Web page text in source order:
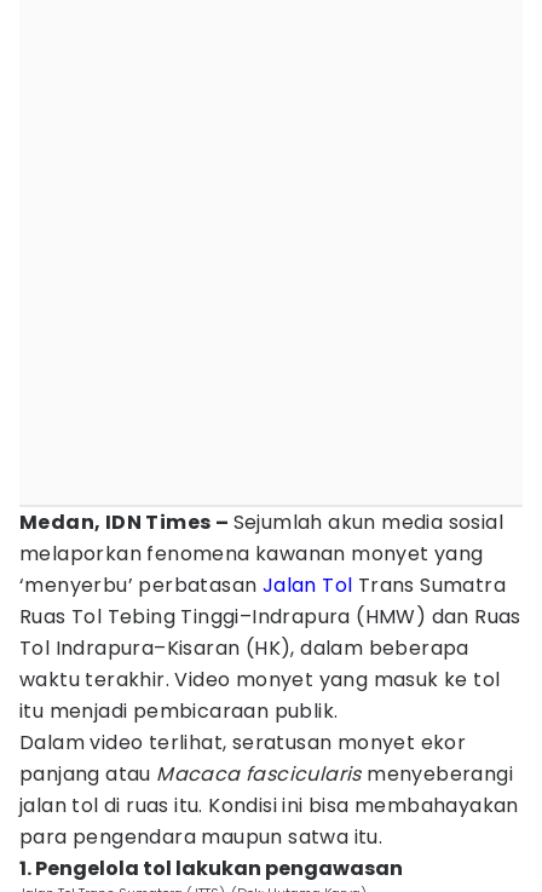
Medan, IDN Times – Sejumlah akun media sosial
melaporkan fenomena kawanan monyet yang
‘menyerbu’ perbatasan Jalan Tol Trans Sumatra
Ruas Tol Tebing Tinggi–Indrapura (HMW) dan Ruas
Tol Indrapura–Kisaran (HK), dalam beberapa
waktu terakhir. Video monyet yang masuk ke tol
itu menjadi pembicaraan publik.
Dalam video terlihat, seratusan monyet ekor
panjang atau Macaca fascicularis menyeberangi
jalan tol di ruas itu. Kondisi ini bisa membahayakan
para pengendara maupun satwa itu.
1. Pengelola tol lakukan pengawasan